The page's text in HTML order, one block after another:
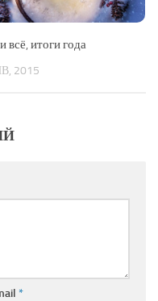
всё, итоги года
2015
*